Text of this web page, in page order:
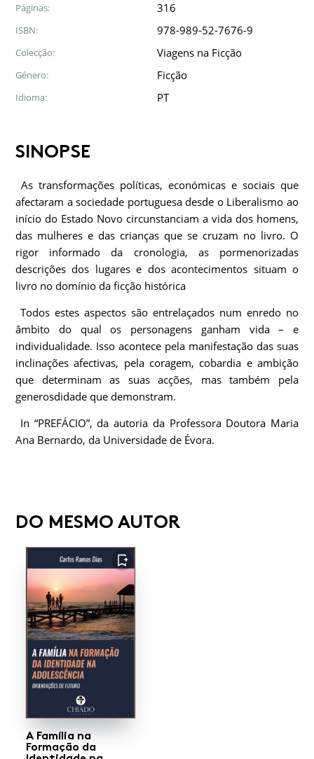
Páginas: 316
ISBN: 978-989-52-7676-9
Colecção: Viagens na Ficção
Género: Ficção
Idioma: PT
SINOPSE
As transformações políticas, económicas e sociais que
afectaram a sociedade portuguesa desde o Liberalismo ao
início do Estado Novo circunstanciam a vida dos homens,
das mulheres e das crianças que se cruzam no livro. O
rigor informado da cronologia, as pormenorizadas
descrições dos lugares e dos acontecimentos situam o
livro no domínio da ficção histórica
Todos estes aspectos são entrelaçados num enredo no
âmbito do qual os personagens ganham vida – e
individualidade. Isso acontece pela manifestação das suas
inclinações afectivas, pela coragem, cobardia e ambição
que determinam as suas acções, mas também pela
generosdidade que demonstram.
In “PREFÁCIO”, da autoria da Professora Doutora Maria
Ana Bernardo, da Universidade de Évora.
DO MESMO AUTOR
FAVORITO
A Família na
Formação da